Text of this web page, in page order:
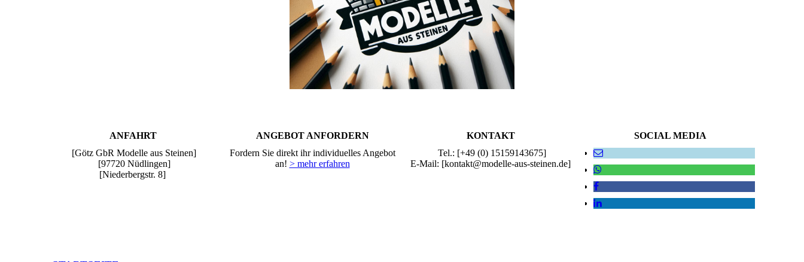
ANFAHRT
[Götz GbR Modelle aus Steinen]
[97720 Nüdlingen]
[Niederbergstr. 8]
ANGEBOT ANFORDERN
Fordern Sie direkt ihr individuelles Angebot
an! > mehr erfahren
KONTAKT
Tel.: [+49 (0) 15159143675]
E-Mail: [kontakt@modelle-aus-steinen.de]
SOCIAL MEDIA